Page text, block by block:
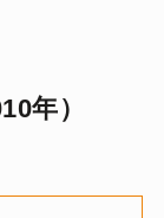
年）